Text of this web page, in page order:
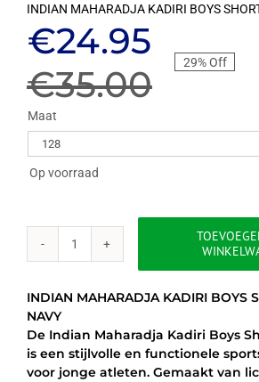
INDIAN MAHARADJA KADIRI BOYS
€35.00
prijs
was:
€35.00.
€24.95
Huidige
prijs
is:
€24.95.
29% Off
Maat
Op voorraad
INDIAN
MAHARADJA
INCH
INDIAN MAHARADJA KADIRI BOYS
NAVY
De Indian Maharadja Kadiri Boys
is een stijlvolle en functionele
voor jonge atleten. Gemaakt van